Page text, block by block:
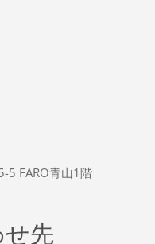
5 FARO青山1階
先